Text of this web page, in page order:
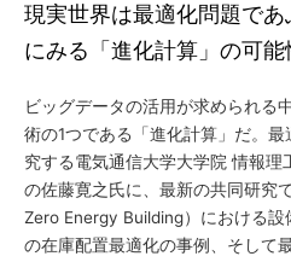
現実世界は最適化問題で
にみる「進化計算」の可能
ビッグデータの活用が求められる
術の1つである「進化計算」だ。
究する電気通信大学大学院 情報
の佐藤寛之氏に、最新の共同研究
Zero Energy Building）における
の在庫配置最適化の事例、そして